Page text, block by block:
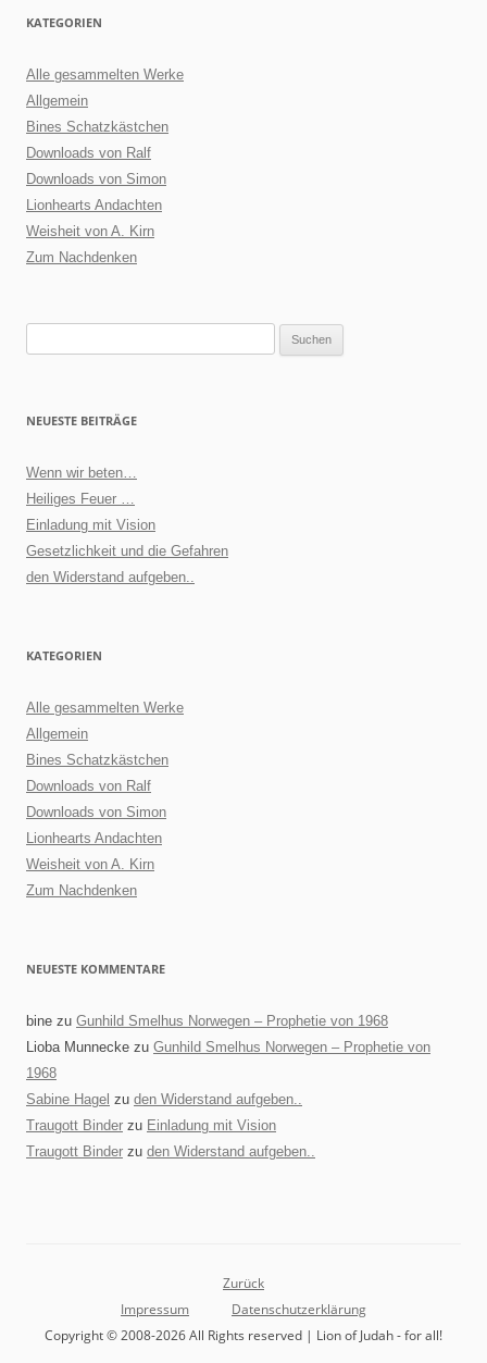
KATEGORIEN
Alle gesammelten Werke
Allgemein
Bines Schatzkästchen
Downloads von Ralf
Downloads von Simon
Lionhearts Andachten
Weisheit von A. Kirn
Zum Nachdenken
NEUESTE BEITRÄGE
Wenn wir beten…
Heiliges Feuer …
Einladung mit Vision
Gesetzlichkeit und die Gefahren
den Widerstand aufgeben..
KATEGORIEN
Alle gesammelten Werke
Allgemein
Bines Schatzkästchen
Downloads von Ralf
Downloads von Simon
Lionhearts Andachten
Weisheit von A. Kirn
Zum Nachdenken
NEUESTE KOMMENTARE
bine zu Gunhild Smelhus Norwegen – Prophetie von 1968
Lioba Munnecke zu Gunhild Smelhus Norwegen – Prophetie von
1968
Sabine Hagel zu den Widerstand aufgeben..
Traugott Binder zu Einladung mit Vision
Traugott Binder zu den Widerstand aufgeben..
Zurück
Impressum
Datenschutzerklärung
Copyright © 2008-2026 All Rights reserved | Lion of Judah - for all!